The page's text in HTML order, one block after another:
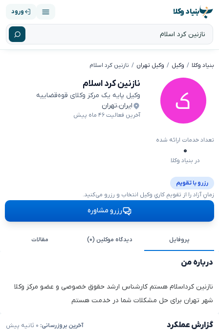
بنیاد وکلا ورود
بنیاد وکلا وکیل وکیل تهران نازنین کرد اسلام
نازنین کرد اسلام
وکیل پایه یک مرکز وکلای قوه‌قضاییه
ایران،تهران
آخرین فعالیت ۴۶ ماه پیش
تعداد خدمات ارائه شده
۰
در بنیاد وکلا
رزرو با تقویم
زمانِ آزاد را از تقویمِ کاریِ وکیل انتخاب و رزرو می‌کنید.
رزرو مشاوره
پروفایل دیدگاه موکلین (۰) مقالات
درباره من
نازنین کرداسلام هستم کارشناس ارشد حقوق خصوصی و عضو مرکز وکلا
شهر تهران برای حل مشکلات شما در خدمت هستم
گزارش عملکرد آخرین بروزرسانی: